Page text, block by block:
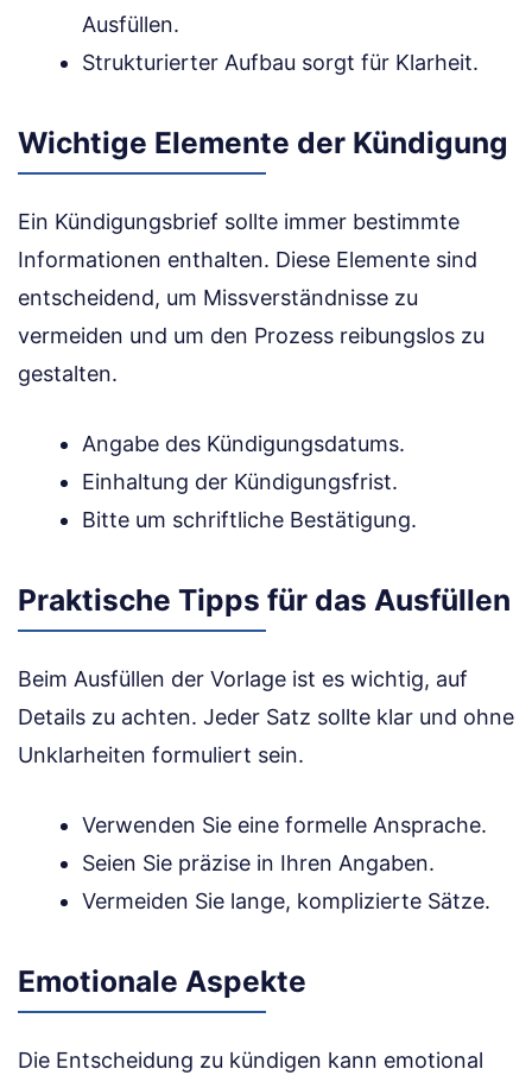
Ausfüllen.
Strukturierter Aufbau sorgt für Klarheit.
Wichtige Elemente der Kündigung
Ein Kündigungsbrief sollte immer bestimmte
Informationen enthalten. Diese Elemente sind
entscheidend, um Missverständnisse zu
vermeiden und um den Prozess reibungslos zu
gestalten.
Angabe des Kündigungsdatums.
Einhaltung der Kündigungsfrist.
Bitte um schriftliche Bestätigung.
Praktische Tipps für das Ausfüllen
Beim Ausfüllen der Vorlage ist es wichtig, auf
Details zu achten. Jeder Satz sollte klar und ohne
Unklarheiten formuliert sein.
Verwenden Sie eine formelle Ansprache.
Seien Sie präzise in Ihren Angaben.
Vermeiden Sie lange, komplizierte Sätze.
Emotionale Aspekte
Die Entscheidung zu kündigen kann emotional